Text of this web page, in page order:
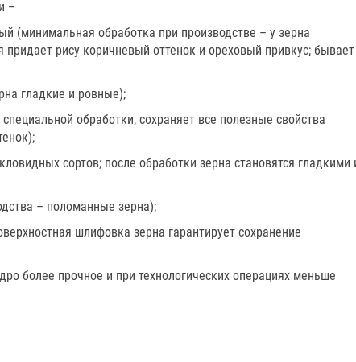
–
(минимальная обработка при производстве – у зерна
придает рису коричневый оттенок и ореховый привкус; бывает
гладкие и ровные);
обработки, сохраняет все полезные свойства
сортов; после обработки зерна становятся гладкими
– поломанные зерна);
шлифовка зерна гарантирует сохранение
более прочное и при технологических операциях меньше